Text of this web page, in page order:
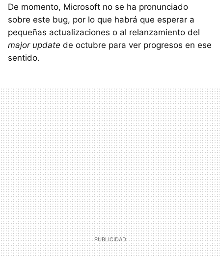
De momento, Microsoft no se ha pronunciado
sobre este bug, por lo que habrá que esperar a
pequeñas actualizaciones o al relanzamiento del
major update de octubre para ver progresos en ese
sentido.